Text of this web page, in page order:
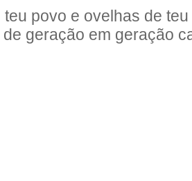
teu povo e ovelhas de
geração em geração